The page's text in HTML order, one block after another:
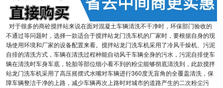
对于很多的商砼搅拌站来说在面对混凝土车辆清洗不干净时，环保部门验收的
不通过等问题时，选择一款适合于搅拌站龙门洗车机的厂家时，要根据自身的现
场使用环境和厂家的设备配置来看。搅拌站龙门洗车机采用了冷风干燥机、污泥
自排的清洗方式，车辆在清洗过程种能自动风干车辆全身的污水，污泥自排使车
辆在清洗时车身车底，轮胎等部位细小看不到的粉尘能够彻底清洗到，此款搅拌
站龙门洗车机采用了高压摇摆式水嘴对车辆进行360度无盲角的全覆盖清洗，保
障车辆整洁干净的上路，减少车辆再次上路时对城市的道路产生的二次粉尘污